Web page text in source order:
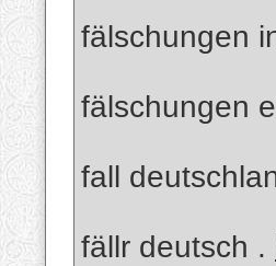
fälschungen
fälschungen
fall
fällr deutsch .